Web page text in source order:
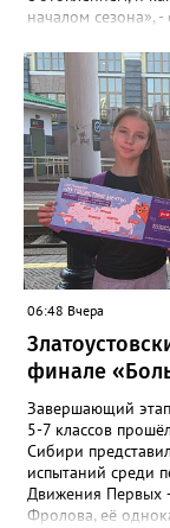
началом сезона»,
6 вопросов.
опасениями,
своевременное
квартире,
отопление. А
компании – в
«Безусловно
ответы помогут
действительно
министерстве.
06:48 Вчера
финале
Завершающий этап
5-7 классов
Сибири
испытаний среди
Движения Первых
Фролова, её